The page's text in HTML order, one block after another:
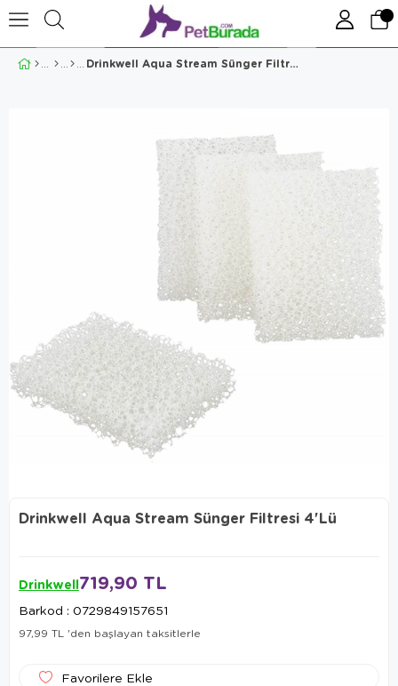
Drinkwell Aqua Stream Sünger Filtresi 4'Lü
Drinkwell Aqua Stream Sünger Filtresi 4'Lü
Drinkwell719,90 TL
Barkod : 0729849157651
97,99 TL 'den başlayan taksitlerle
Favorilere Ekle